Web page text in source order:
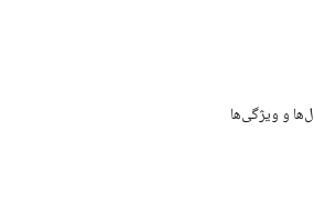
و ویژگی‌ها